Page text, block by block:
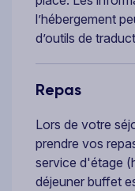
l’hébergement
d’outils de
Repas
Lors de votre
prendre vos
service d'étage
déjeuner buffet